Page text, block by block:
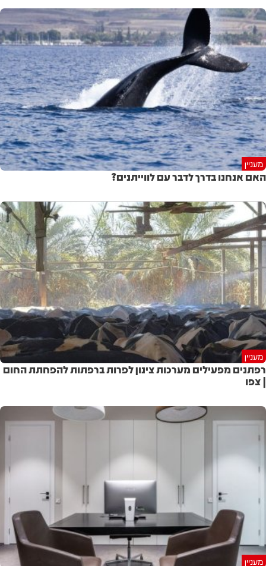
מעניין
האם אנחנו בדרך לדבר עם לווייתנים?
מעניין
רפתנים מפעילים מערכות צינון לפרות ברפתות להפחתת החום
| צפו
מעניין